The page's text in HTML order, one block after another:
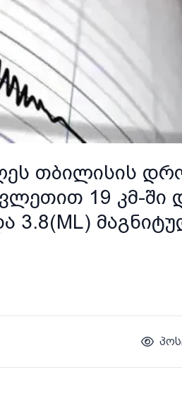
თბილისის
19 კმ-ში
3.8(ML)